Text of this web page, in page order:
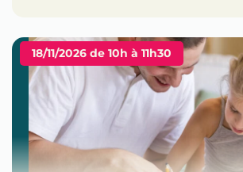
18/11/2026 de 10h à 11h30